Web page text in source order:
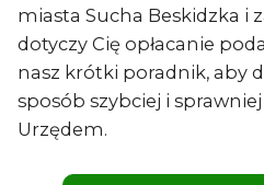
miasta Sucha Beskidzka i
dotyczy Cię opłacanie
nasz krótki poradnik, aby
sposób szybciej i
Urzędem.